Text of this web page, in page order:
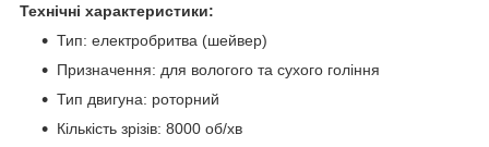
Технічні характеристики:
Тип: електробритва (шейвер)
Призначення: для вологого та сухого гоління
Тип двигуна: роторний
Кількість зрізів: 8000 об/хв